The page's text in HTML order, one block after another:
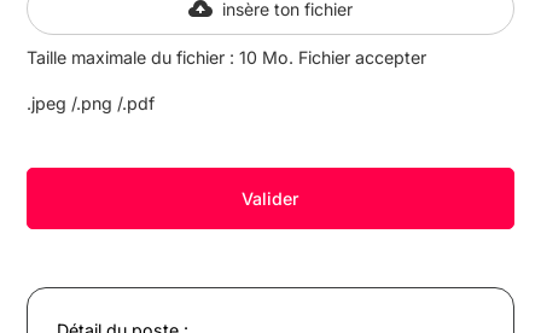
insère ton fichier
Taille maximale du fichier : 10 Mo. Fichier accepter
.jpeg /.png /.pdf